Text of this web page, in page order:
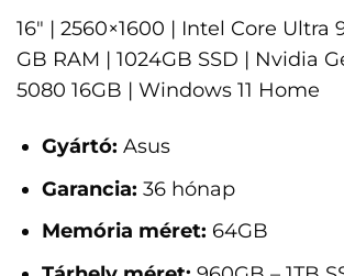
16" | 2560×1600 | Intel Core Ultra
GB RAM | 1024GB SSD | Nvidia
5080 16GB | Windows 11 Home
Gyártó: Asus
Garancia: 36 hónap
Memória méret: 64GB